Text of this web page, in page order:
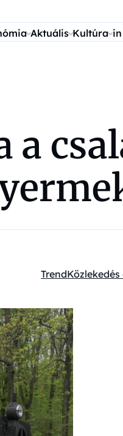
Aktuális Kultúra in
a
Kategóriák:
Trend